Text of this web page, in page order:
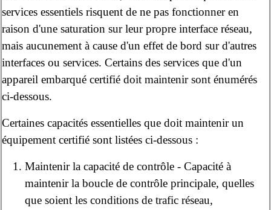
services essentiels risquent de ne pas fonctionner en
raison d'une saturation sur leur propre interface réseau,
mais aucunement à cause d'un effet de bord sur d'autres
interfaces ou services. Certains des services que d'un
appareil embarqué certifié doit maintenir sont énumérés
ci-dessous.
Certaines capacités essentielles que doit maintenir un
équipement certifié sont listées ci-dessous :
Maintenir la capacité de contrôle - Capacité à
maintenir la boucle de contrôle principale, quelles
que soient les conditions de trafic réseau,